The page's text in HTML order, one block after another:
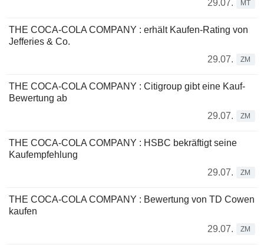
29.07.
MT
THE COCA-COLA COMPANY : erhält Kaufen-Rating von
Jefferies & Co.
29.07.
ZM
THE COCA-COLA COMPANY : Citigroup gibt eine Kauf-
Bewertung ab
29.07.
ZM
THE COCA-COLA COMPANY : HSBC bekräftigt seine
Kaufempfehlung
29.07.
ZM
THE COCA-COLA COMPANY : Bewertung von TD Cowen
kaufen
29.07.
ZM